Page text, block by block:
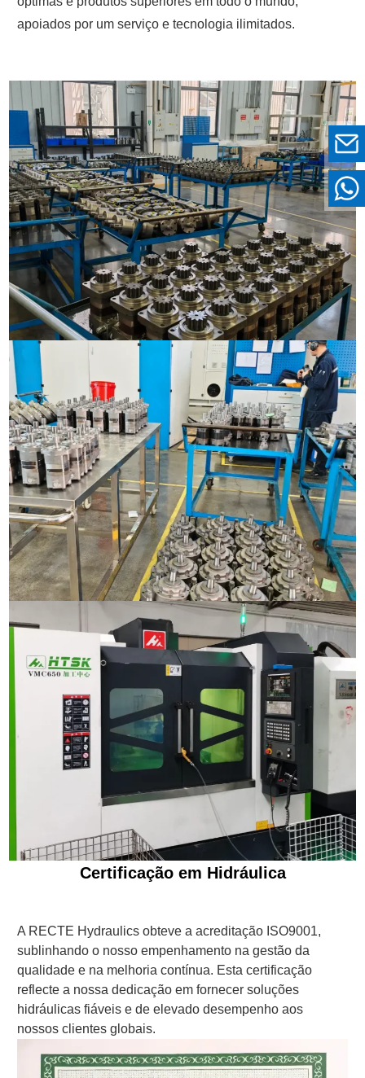
apoiados por um serviço e tecnologia ilimitados.
Certificação em Hidráulica
A RECTE Hydraulics obteve a acreditação ISO9001,
sublinhando o nosso empenhamento na gestão da
qualidade e na melhoria contínua. Esta certificação
reflecte a nossa dedicação em fornecer soluções
hidráulicas fiáveis e de elevado desempenho aos
nossos clientes globais.